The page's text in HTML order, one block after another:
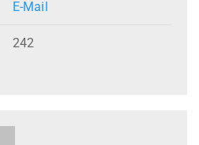
E-Mail
242